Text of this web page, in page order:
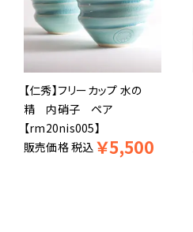
【仁秀】フリーカップ 水の
精 内硝子 ペア
【rm20nis005】
販売価格税込 ￥5,500